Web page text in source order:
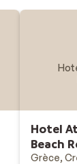
Hotel
Beach
Grèce,